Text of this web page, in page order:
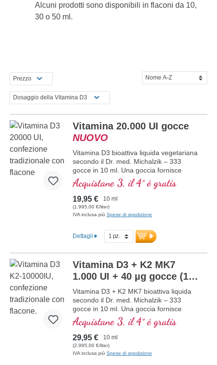
Alcuni prodotti sono disponibili in flaconi da 10,
30 o 50 ml.
Prezzo
Dosaggio della Vitamina D3
Vitamina 20.000 UI gocce
NUOVO
Vitamina D3 bioattiva liquida vegetariana
secondo il Dr. med. Michalzik – 333
gocce in 10 ml. Una goccia fornisce
20.000 IE di vitamina D3. Massima
qualità premium. Disciolta in olio di cocco
MCT protettivo, coltivato senza pesticidi,
per una migliore biodisponibilità. Questa
combinazione ottimale supporta il
contribuisce alla normale funzione
muscolare e alla normale funzione del
produzione propria controllata attiva da
25 anni, vegetariano, senza additivi e
testato in laboratorio. Sviluppato da
medici.
maggiori informazioni su Vitamina
D3 + K2
Acquistane 3, il 4° è gratis
19,95 € 10 ml
(1.995,00 €/liter)
IVA inclusa più Spese di spedizione
Dettagli
Vitamina D3 + K2 MK7
1.000 UI + 40 µg gocce (10
ml)NUOVO
Vitamina D3 + K2 MK7 bioattiva liquida
secondo il Dr. med. Michalzik – 333
gocce in 10 ml. Una goccia fornisce
10.000 IE di vitamina D3 e 200 μg di K2
(MK7 all-trans). Massima qualità
premium da materia prima speciale
vegetariana di alta qualità, in
combinazione ottimale con la forma di K2
Acquistane 3, il 4° è gratis
29,95 € 10 ml
(2.995,00 €/liter)
IVA inclusa più Spese di spedizione